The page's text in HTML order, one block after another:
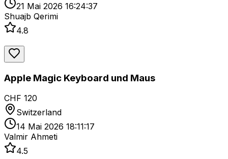
21 Mai 2026 16:24:37
Shuajb Qerimi
4.8
Apple Magic Keyboard und Maus
CHF 120
Switzerland
14 Mai 2026 18:11:17
Valmir Ahmeti
4.5